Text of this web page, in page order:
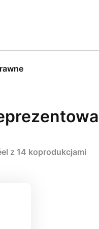
z 14 koprodukcjami